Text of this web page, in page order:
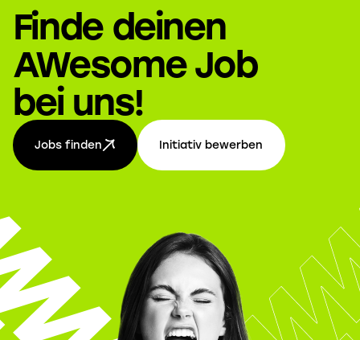
Finde deinen
AWesome Job
bei uns!
Jobs finden Initiativ bewerben